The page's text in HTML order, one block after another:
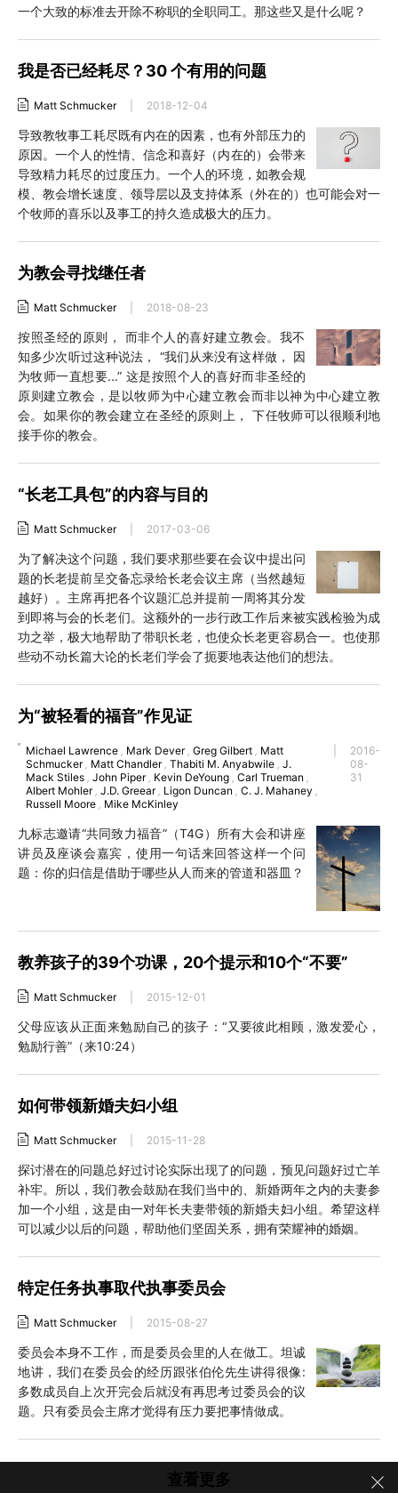
一个大致的标准去开除不称职的全职同工。那这些又是什么呢？
我是否已经耗尽？30 个有用的问题
Matt Schmucker 2018-12-04
导致教牧事工耗尽既有内在的因素，也有外部压力的
原因。一个人的性情、信念和喜好（内在的）会带来
导致精力耗尽的过度压力。一个人的环境，如教会规
模、教会增长速度、领导层以及支持体系（外在的）也可能会对一
个牧师的喜乐以及事工的持久造成极大的压力。
为教会寻找继任者
Matt Schmucker 2018-08-23
按照圣经的原则， 而非个人的喜好建立教会。我不
知多少次听过这种说法， “我们从来没有这样做， 因
为牧师一直想要...” 这是按照个人的喜好而非圣经的
原则建立教会，是以牧师为中心建立教会而非以神为中心建立教
会。如果你的教会建立在圣经的原则上， 下任牧师可以很顺利地
接手你的教会。
“长老工具包”的内容与目的
Matt Schmucker 2017-03-06
为了解决这个问题，我们要求那些要在会议中提出问
题的长老提前呈交备忘录给长老会议主席（当然越短
越好）。主席再把各个议题汇总并提前一周将其分发
到即将与会的长老们。这额外的一步行政工作后来被实践检验为成
功之举，极大地帮助了带职长老，也使众长老更容易合一。也使那
些动不动长篇大论的长老们学会了扼要地表达他们的想法。
为“被轻看的福音”作见证
Michael Lawrence , Mark Dever , Greg Gilbert , Matt
Schmucker , Matt Chandler , Thabiti M. Anyabwile , J.
Mack Stiles , John Piper , Kevin DeYoung , Carl Trueman ,
Albert Mohler , J.D. Greear , Ligon Duncan , C. J. Mahaney ,
Russell Moore , Mike McKinley
2016-
08-
31
九标志邀请“共同致力福音”（T4G）所有大会和讲座
讲员及座谈会嘉宾，使用一句话来回答这样一个问
题：你的归信是借助于哪些从人而来的管道和器皿？
教养孩子的39个功课，20个提示和10个“不要”
Matt Schmucker 2015-12-01
父母应该从正面来勉励自己的孩子：“又要彼此相顾，激发爱心，
勉励行善”（来10:24）
如何带领新婚夫妇小组
Matt Schmucker 2015-11-28
探讨潜在的问题总好过讨论实际出现了的问题，预见问题好过亡羊
补牢。所以，我们教会鼓励在我们当中的、新婚两年之内的夫妻参
加一个小组，这是由一对年长夫妻带领的新婚夫妇小组。希望这样
可以减少以后的问题，帮助他们坚固关系，拥有荣耀神的婚姻。
特定任务执事取代执事委员会
Matt Schmucker 2015-08-27
委员会本身不工作，而是委员会里的人在做工。坦诚
地讲，我们在委员会的经历跟张伯伦先生讲得很像:
多数成员自上次开完会后就没有再思考过委员会的议
题。只有委员会主席才觉得有压力要把事情做成。
查看更多